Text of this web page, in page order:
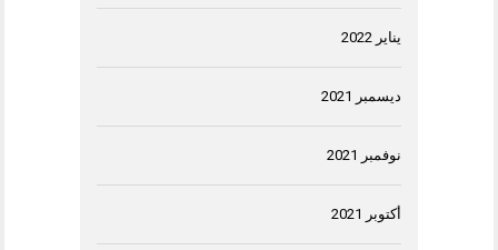
يناير 2022
ديسمبر 2021
نوفمبر 2021
أكتوبر 2021